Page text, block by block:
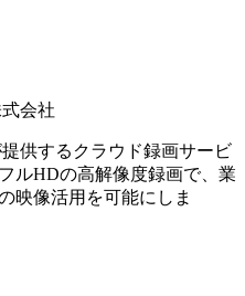
会社
供するクラウド録画サービ
ルHDの高解像度録画で、業
映像活用を可能にしま